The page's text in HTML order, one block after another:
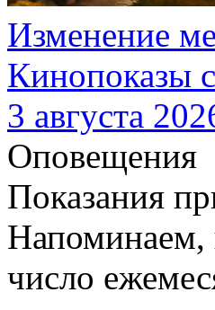
Изменение
Кинопоказы
3 августа
Оповещения
Показания
Напоминаем,
число